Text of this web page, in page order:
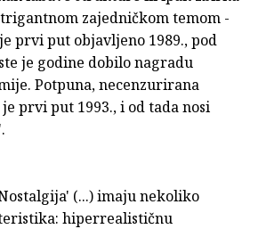
zajedničkom temom -
prvi put objavljeno 1989., pod
je godine dobilo nagradu
Potpuna, necenzurirana
prvi put 1993., i od tada nosi
(...) imaju nekoliko
hiperrealističnu